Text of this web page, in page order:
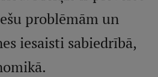
problēmām un
iesaisti sabiedrībā,